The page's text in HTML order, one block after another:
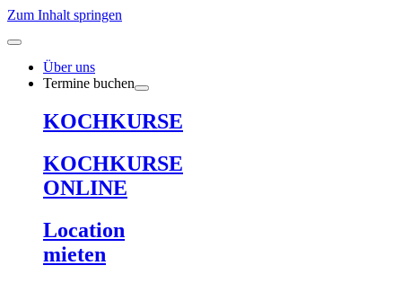
Zum Inhalt springen
Über uns
Termine buchen
KOCHKURSE
KOCHKURSE
ONLINE
Location
mieten